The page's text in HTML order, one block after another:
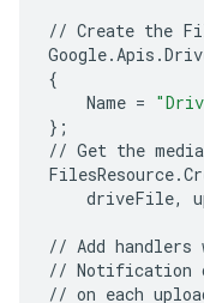
// Create the
Google.Apis .
{
Name =
};
// Get the media
FilesResource.
driveFile,
// Add handlers
// Notification
// on each